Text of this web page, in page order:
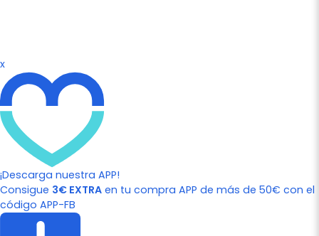
x
¡Descarga nuestra APP!
Consigue 3€ EXTRA en tu compra APP de más de 50€ con el
código APP-FB